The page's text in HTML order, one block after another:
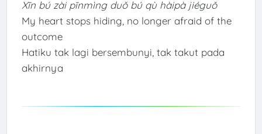
Xīn bú zài pīnmìng duǒ bú qù hàipà jiéguǒ
My heart stops hiding, no longer afraid of the
outcome
Hatiku tak lagi bersembunyi, tak takut pada
akhirnya